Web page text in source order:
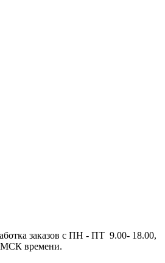
заказов с ПН - ПТ 9.00- 18.00,
времени.